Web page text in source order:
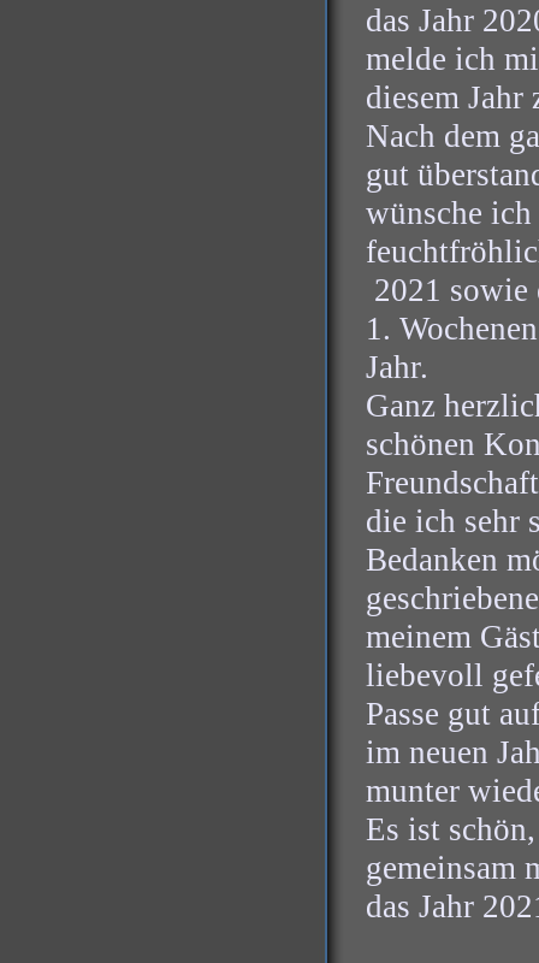
das Jahr
melde ich
diesem
Nach dem
gut
wünsche
2021 sowie
1.
Jahr.
Ganz
schönen
die ich sehr
Bedanken
meinem
liebevoll
Passe gut
im neuen
munter
Es ist
gemeinsam
das Jahr